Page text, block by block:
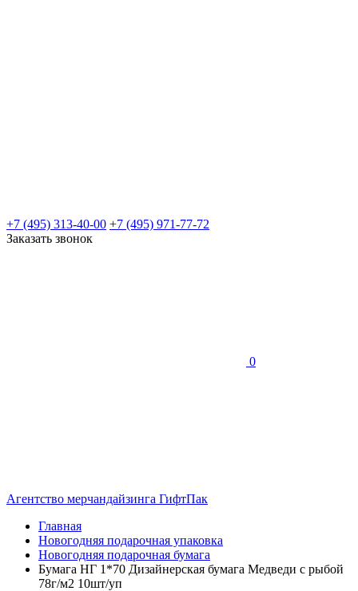
+7 (495) 313-40-00 +7 (495) 971-77-72
Заказать звонок
0
Агентство мерчандайзинга ГифтПак
Главная
Новогодняя подарочная упаковка
Новогодняя подарочная бумага
Бумага НГ 1*70 Дизайнерская бумага Медведи с рыбой
78г/м2 10шт/уп